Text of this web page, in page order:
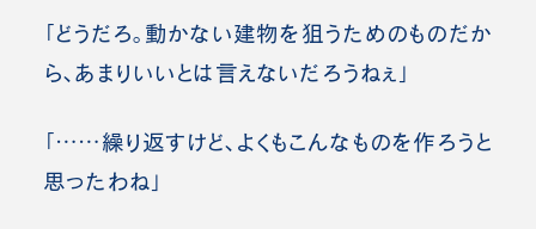
「どうだろ。動かない建物を狙うためのものだか
ら、あまりいいとは言えないだろうねぇ」
「……繰り返すけど、よくもこんなものを作ろうと
思ったわね」